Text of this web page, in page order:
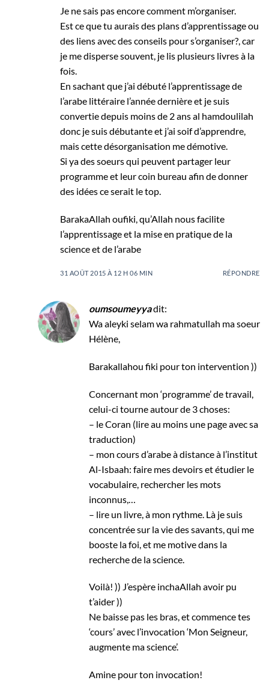
Je ne sais pas encore comment m’organiser.
Est ce que tu aurais des plans d’apprentissage ou
des liens avec des conseils pour s’organiser?, car
je me disperse souvent, je lis plusieurs livres à la
fois.
En sachant que j’ai débuté l’apprentissage de
l’arabe littéraire l’année dernière et je suis
convertie depuis moins de 2 ans al hamdoulilah
donc je suis débutante et j’ai soif d’apprendre,
mais cette désorganisation me démotive.
Si ya des soeurs qui peuvent partager leur
programme et leur coin bureau afin de donner
des idées ce serait le top.
BarakaAllah oufiki, qu’Allah nous facilite
l’apprentissage et la mise en pratique de la
science et de l’arabe
31 AOÛT 2015 À 12 H 06 MIN RÉPONDRE
oumsoumeyyadit:
Wa aleyki selam wa rahmatullah ma soeur
Hélène,
Barakallahou fiki pour ton intervention ))
Concernant mon ‘programme’ de travail,
celui-ci tourne autour de 3 choses:
– le Coran (lire au moins une page avec sa
traduction)
– mon cours d’arabe à distance à l’institut
Al-Isbaah: faire mes devoirs et étudier le
vocabulaire, rechercher les mots
inconnus,…
– lire un livre, à mon rythme. Là je suis
concentrée sur la vie des savants, qui me
booste la foi, et me motive dans la
recherche de la science.
Voilà! )) J’espère inchaAllah avoir pu
t’aider ))
Ne baisse pas les bras, et commence tes
‘cours’ avec l’invocation ‘Mon Seigneur,
augmente ma science’.
Amine pour ton invocation!